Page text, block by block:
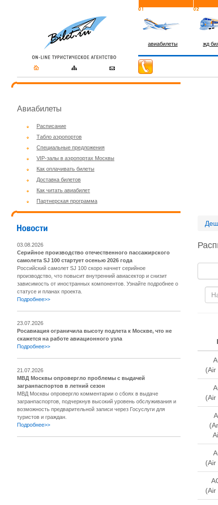
авиабилеты жд
Авиабилеты
Расписание
Табло аэропортов
Специальные предложения
VIP-залы в аэропортах Москвы
Как оплачивать билеты
Доставка билетов
Как читать авиабилет
Партнерская программа
03.08.2026
Серийное производство отечественного пассажирского
самолета SJ 100 стартует осенью 2026 года
Российский самолет SJ 100 скоро начнет серийное
производство, что повысит внутренний авиасектор и снизит
зависимость от иностранных компонентов. Узнайте подробнее о
статусе и планах проекта.
Подробнее>>
23.07.2026
Росавиация ограничила высоту подлета к Москве, что не
скажется на работе авиационного узла
Подробнее>>
21.07.2026
МВД Москвы опровергло проблемы с выдачей
загранпаспортов в летний сезон
МВД Москвы опровергло комментарии о сбоях в выдаче
загранпаспортов, подчеркнув высокий уровень обслуживания и
возможность предварительной записи через Госуслуги для
туристов и граждан.
Подробнее>>
(Air
(Air
(Air
(Air